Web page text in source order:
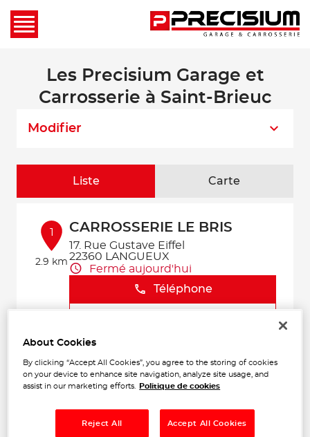
Les Precisium Garage et
Carrosserie à Saint-Brieuc
Modifier
Liste Carte
1
2.9 km
CARROSSERIE LE BRIS
17. Rue Gustave Eiffel
22360 LANGUEUX
Fermé aujourd'hui
Téléphone
2 GARAGE LAINE
34 Rue des Châtelets
Fermé aujourd'hui
About Cookies
By clicking “Accept All Cookies”, you agree to the storing of cookies
on your device to enhance site navigation, analyze site usage, and
assist in our marketing efforts.
Politique de cookies
Reject All Accept All Cookies